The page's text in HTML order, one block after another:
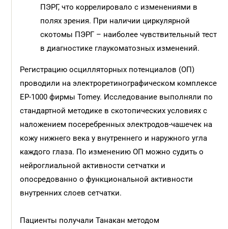
ПЭРГ, что коррелировало с изменениями в
полях зрения. При наличии циркулярной
скотомы ПЭРГ – наиболее чувствительный тест
в диагностике глаукоматозных изменений.
Регистрацию осцилляторных потенциалов (ОП)
проводили на электроретинографическом комплексе
EP-1000 фирмы Tomey. Исследование выполняли по
стандартной методике в скотопических условиях с
наложением посеребренных электродов-чашечек на
кожу нижнего века у внутреннего и наружного угла
каждого глаза. По изменению ОП можно судить о
нейроглиальной активности сетчатки и
опосредованно о функциональной активности
внутренних слоев сетчатки.
Пациенты получали Танакан методом